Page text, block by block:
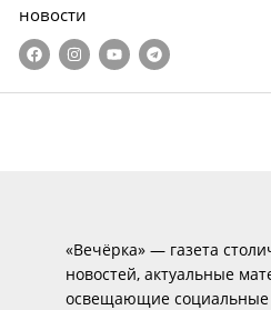
новости
«Вечёрка» — газета
новостей, актуальные
освещающие